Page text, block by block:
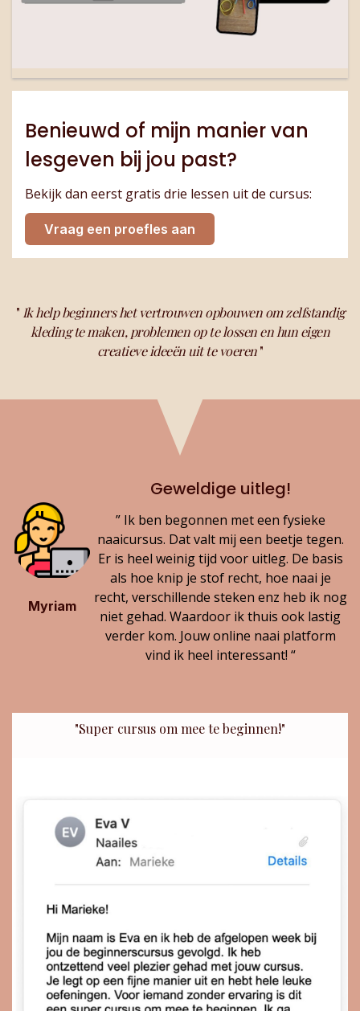
Benieuwd of mijn manier van
lesgeven bij jou past?
Bekijk dan eerst gratis drie lessen uit de cursus:
Vraag een proefles aan
" Ik help beginners het vertrouwen opbouwen om zelfstandig
kleding te maken, problemen op te lossen en hun eigen
creatieve ideeën uit te voeren"
Myriam
Geweldige uitleg!
” Ik ben begonnen met een fysieke
naaicursus. Dat valt mij een beetje tegen.
Er is heel weinig tijd voor uitleg. De basis
als hoe knip je stof recht, hoe naai je
recht, verschillende steken enz heb ik nog
niet gehad. Waardoor ik thuis ook lastig
verder kom. Jouw online naai platform
vind ik heel interessant! “
"Super cursus om mee te beginnen!"